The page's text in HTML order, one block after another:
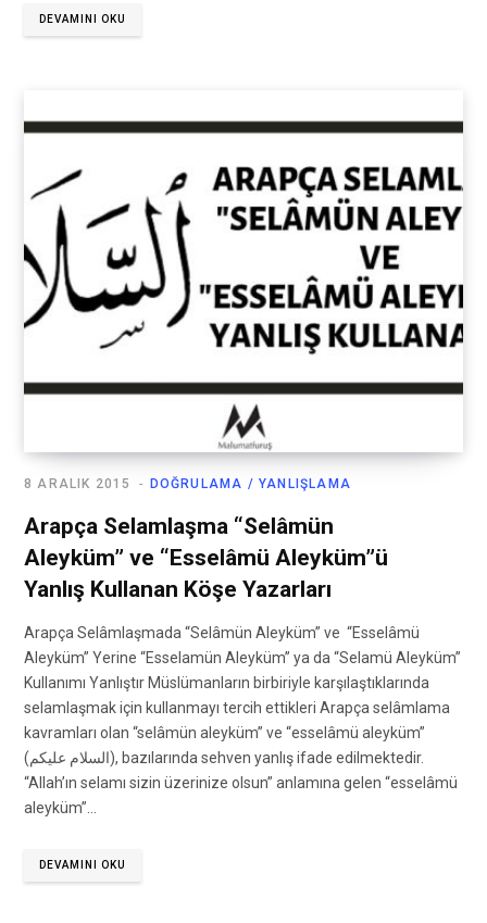
DEVAMINI OKU
DOĞRULAMA / YANLIŞLAMA
8 ARALIK 2015
Arapça Selamlaşma “Selâmün
Aleyküm” ve “Esselâmü Aleyküm”ü
Yanlış Kullanan Köşe Yazarları
Arapça Selâmlaşmada “Selâmün Aleyküm” ve “Esselâmü
Aleyküm” Yerine “Esselamün Aleyküm” ya da “Selamü Aleyküm”
Kullanımı Yanlıştır Müslümanların birbiriyle karşılaştıklarında
selamlaşmak için kullanmayı tercih ettikleri Arapça selâmlama
kavramları olan “selâmün aleyküm” ve “esselâmü aleyküm”
(السلام عليكم), bazılarında sehven yanlış ifade edilmektedir.
“Allah’ın selamı sizin üzerinize olsun” anlamına gelen “esselâmü
aleyküm”…
DEVAMINI OKU